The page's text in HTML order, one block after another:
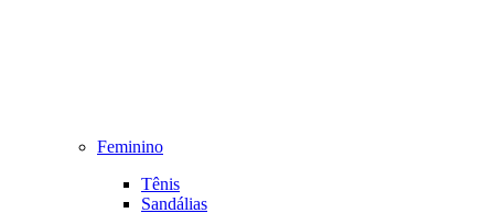
Feminino
Tênis
Sandálias